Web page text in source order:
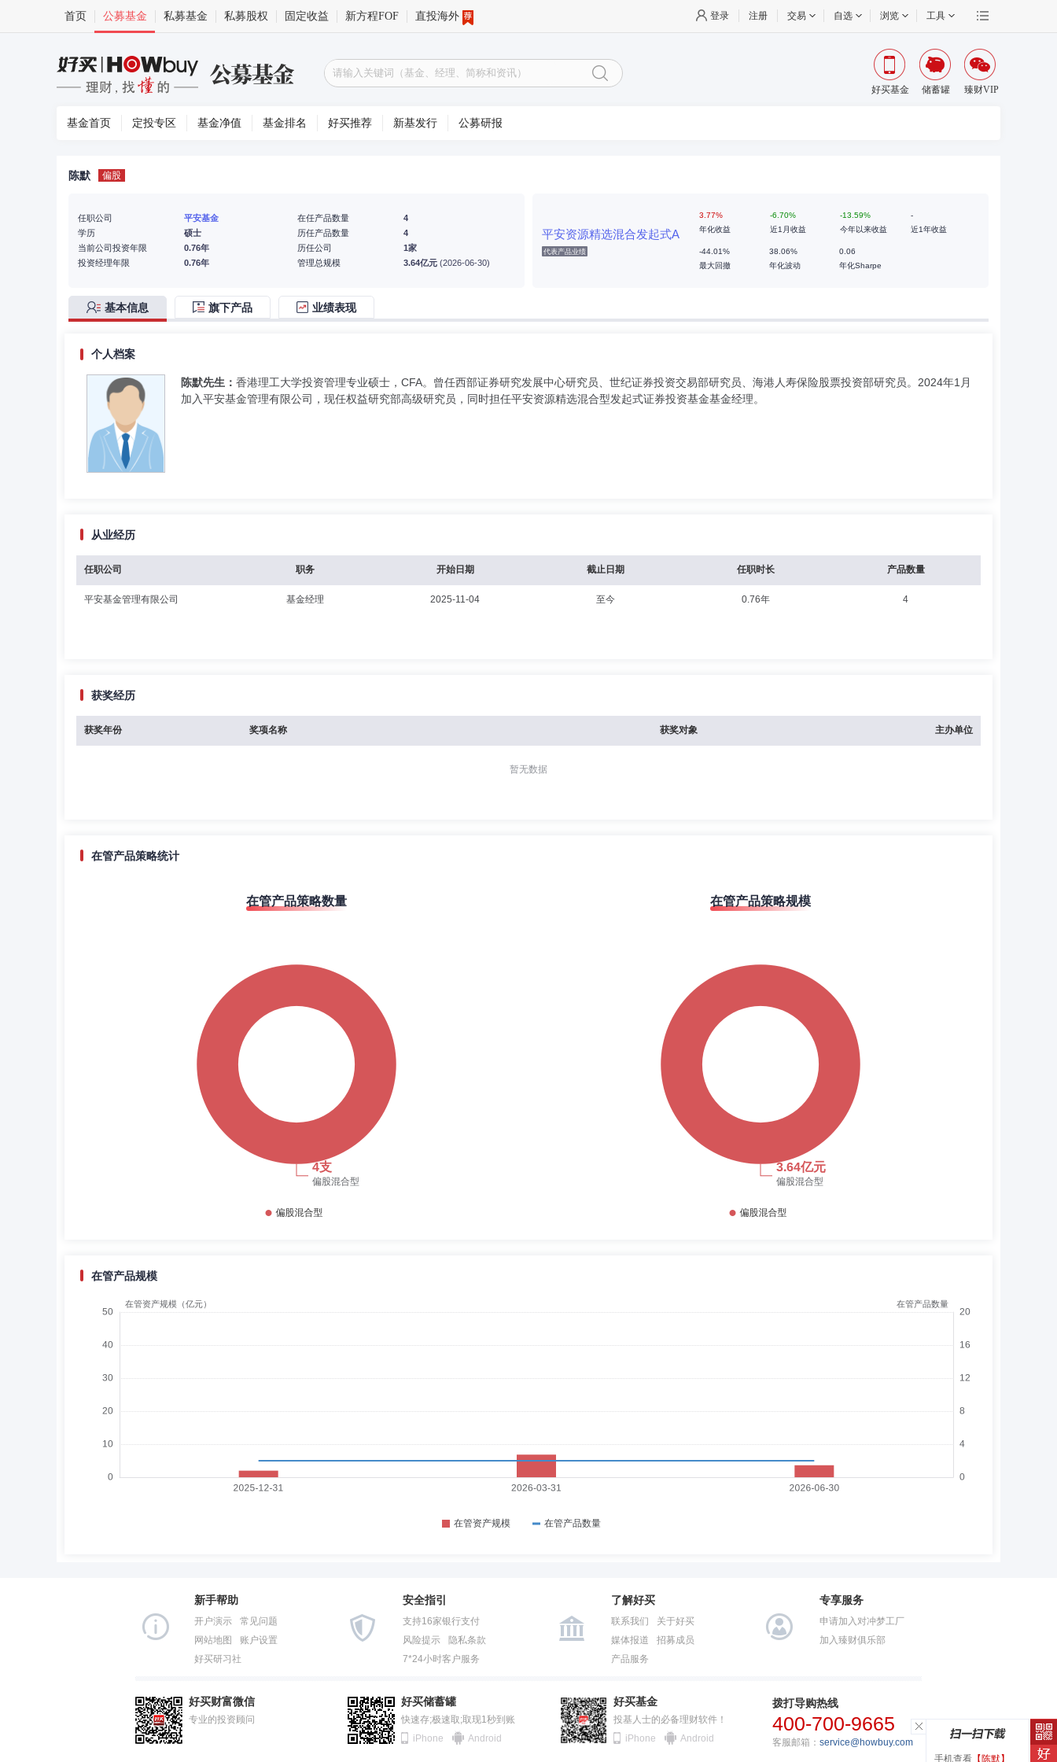
首页 公募基金 私募基金 私募股权 固定收益 新方程FOF 直投海外 登录 注册 交易 自选 浏览 工具
好买基金 储蓄罐 臻财VIP
基金首页 定投专区 基金净值 基金排名 好买推荐 新基发行 公募研报
陈默 偏股
任职公司
平安基金
学历
硕士
当前公司投资年限
0.76年
投资经理年限
0.76年
在任产品数量
4
历任产品数量
4
历任公司
1家
管理总规模
3.64亿元 (2026-06-30)
平安资源精选混合发起式A
代表产品业绩
3.77%
年化收益
-6.70%
近1月收益
-13.59%
今年以来收益
-
近1年收益
-44.01%
最大回撤
38.06%
年化波动
0.06
年化Sharpe
基本信息 旗下产品 业绩表现
个人档案
陈默先生： 香港理工大学投资管理专业硕士，CFA。曾任西部证券研究发展中心研究员、世纪证券投资交易部研究员、海港人寿保险股票投资部研究员。2024年1月
加入平安基金管理有限公司，现任权益研究部高级研究员，同时担任平安资源精选混合型发起式证券投资基金基金经理。
从业经历
任职公司 职务 开始日期 截止日期 任职时长 产品数量
平安基金管理有限公司 基金经理 2025-11-04 至今 0.76年 4
获奖经历
获奖年份 奖项名称 获奖对象 主办单位
暂无数据
在管产品策略统计
在管产品策略数量 在管产品策略规模
在管产品规模
手机查看 【陈默】
新手帮助
开户演示
常见问题
网站地图
账户设置
好买研习社
安全指引
支持16家银行支付
风险提示
隐私条款
7*24小时客户服务
了解好买
联系我们
关于好买
媒体报道
招募成员
产品服务
专享服务
申请加入对冲梦工厂
加入臻财俱乐部
好买财富微信
专业的投资顾问
好买储蓄罐
快速存;极速取;取现1秒到账
iPhone
Android
好买基金
投基人士的必备理财软件！
iPhone
Android
拨打导购热线
400-700-9665
客服邮箱： service@howbuy.com